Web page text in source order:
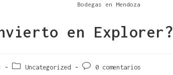
Bodegas en Mendoza
en Explorer?
Uncategorized 0 comentarios